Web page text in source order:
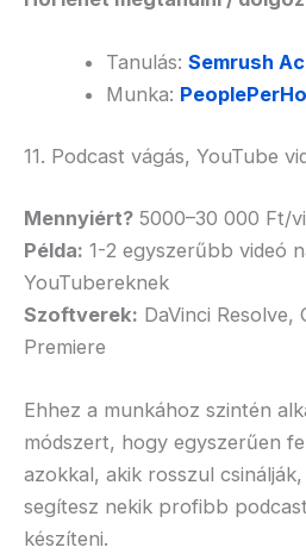
Tanulás:Semrush
Munka:
11. Podcast vágás, YouTube
Mennyiért? 5000–30 000 Ft/
Példa: 1-2 egyszerűbb videó
YouTubereknek
Szoftverek: DaVinci
Premiere
Ehhez a munkához szintén
módszert, hogy egyszerűen
azokkal, akik rosszul
segítesz nekik profibb
készíteni.